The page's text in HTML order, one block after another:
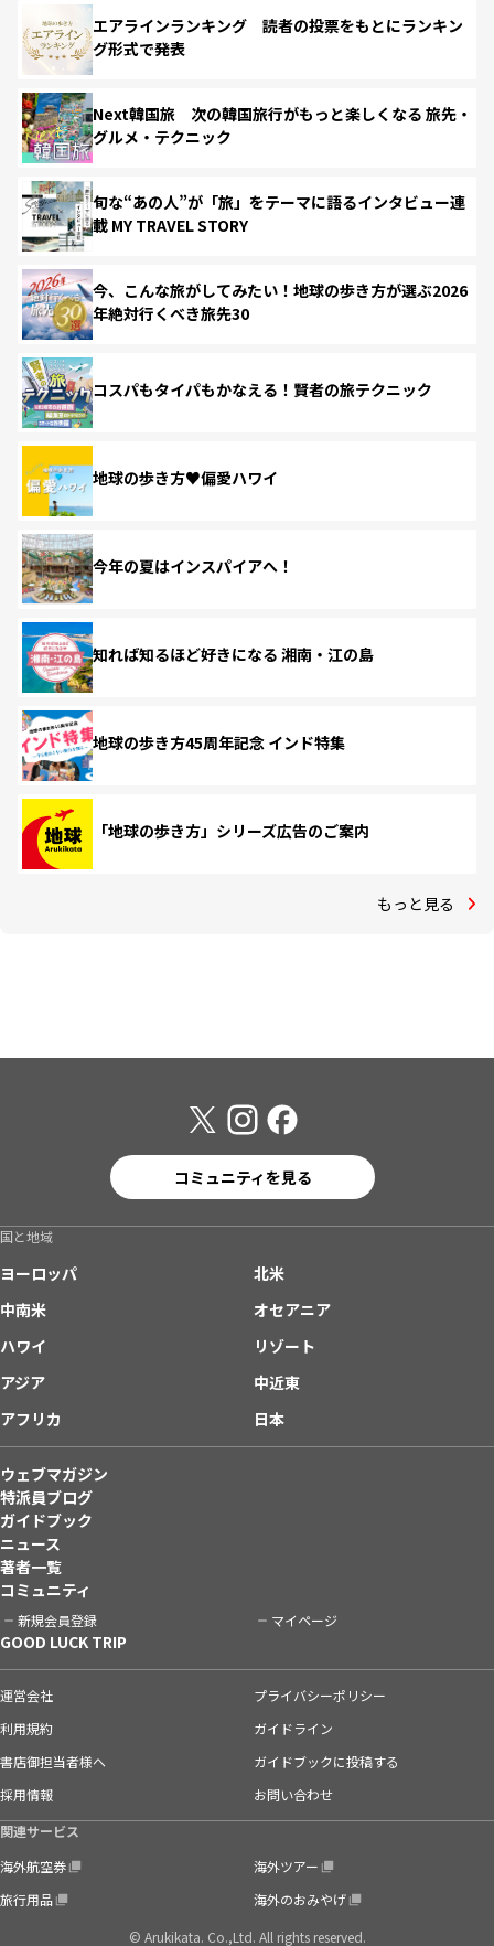
エアラインランキング 読者の投票をもとにランキン
グ形式で発表
Next韓国旅 次の韓国旅行がもっと楽しくなる 旅先・
グルメ・テクニック
旬な“あの人”が「旅」をテーマに語るインタビュー連
載 MY TRAVEL STORY
今、こんな旅がしてみたい！地球の歩き方が選ぶ2026
年絶対行くべき旅先30
コスパもタイパもかなえる！賢者の旅テクニック
地球の歩き方♥偏愛ハワイ
今年の夏はインスパイアへ！
知れば知るほど好きになる 湘南・江の島
地球の歩き方45周年記念 インド特集
「地球の歩き方」シリーズ広告のご案内
もっと見る
コミュニティを見る
国と地域
ヨーロッパ
北米
中南米
オセアニア
ハワイ
リゾート
アジア
中近東
アフリカ
日本
ウェブマガジン
特派員ブログ
ガイドブック
ニュース
著者一覧
コミュニティ
新規会員登録 マイページ
GOOD LUCK TRIP
運営会社
プライバシーポリシー
利用規約
ガイドライン
書店御担当者様へ
ガイドブックに投稿する
採用情報
お問い合わせ
関連サービス
海外航空券
海外ツアー
旅行用品
海外のおみやげ
© Arukikata. Co.,Ltd. All rights reserved.